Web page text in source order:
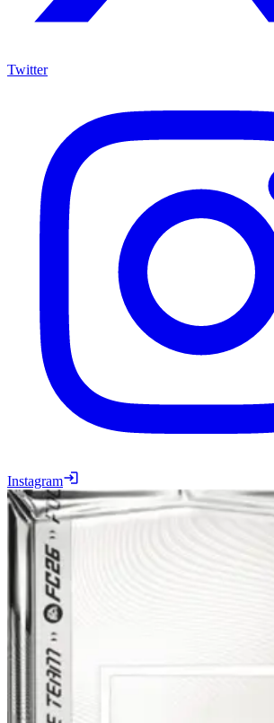
Twitter
Instagram